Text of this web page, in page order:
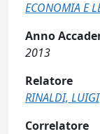
ECONOMIA E
Anno
2013
Relatore
RINALDI, LUIGI
Correlatore